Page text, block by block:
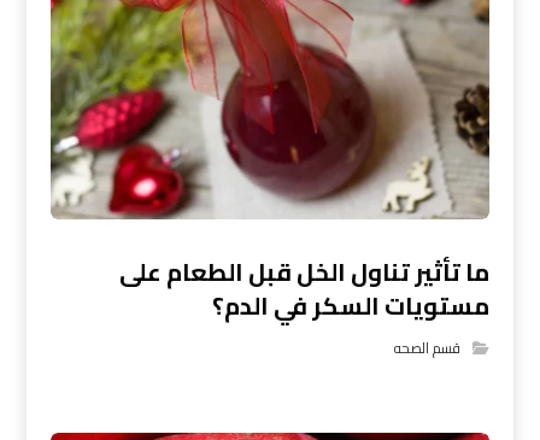
ما تأثير تناول الخل قبل الطعام على
مستويات السكر في الدم؟
قسم الصحه